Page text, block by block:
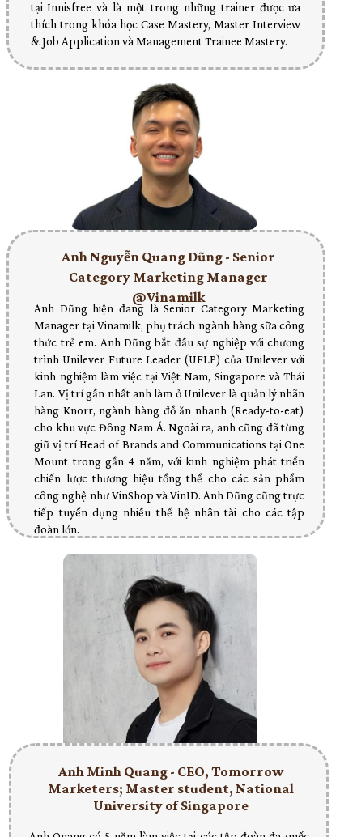
Anh Dũng hiện đang là Senior Category Marketing
Manager tại Vinamilk, phụ trách ngành hàng sữa công
thức trẻ em. Anh Dũng bắt đầu sự nghiệp với chương
trình Unilever Future Leader (UFLP) của Unilever với
kinh nghiệm làm việc tại Việt Nam, Singapore và Thái
Lan. Vị trí gần nhất anh làm ở Unilever là quản lý nhãn
hàng Knorr, ngành hàng đồ ăn nhanh (Ready-to-eat)
cho khu vực Đông Nam Á. Ngoài ra, anh cũng đã từng
giữ vị trí Head of Brands and Communications tại One
Mount trong gần 4 năm, với kinh nghiệm phát triển
chiến lược thương hiệu tổng thể cho các sản phẩm
công nghệ như VinShop và VinID. Anh Dũng cũng trực
tiếp tuyển dụng nhiều thế hệ nhân tài cho các tập
đoàn lớn.
Anh Nguyễn Quang Dũng - Senior
Category Marketing Manager
@Vinamilk
Anh Minh Quang - CEO, Tomorrow
Marketers; Master student, National
University of Singapore
tại Innisfree và là một trong những trainer được ưa
thích trong khóa học Case Mastery, Master Interview
& Job Application và Management Trainee Mastery.